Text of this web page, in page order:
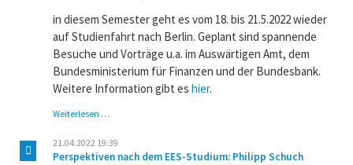
in diesem Semester geht es vom 18. bis 21.5.2022 wieder
auf Studienfahrt nach Berlin. Geplant sind spannende
Besuche und Vorträge u.a. im Auswärtigen Amt, dem
Bundesministerium für Finanzen und der Bundesbank.
Weitere Information gibt es hier.
Weiterlesen …Studienfahrt
21.04.2022 19:39
Perspektiven nach dem EES-Studium: Philipp Schuch